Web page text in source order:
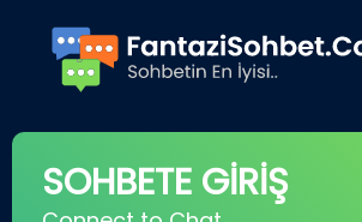
SOHBETE GİRİŞ